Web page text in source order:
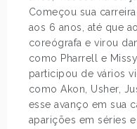
Começou sua
aos 6 anos, até que
coreógrafa e virou
como Pharrell e
participou de vários
como Akon, Usher,
esse avanço em sua
aparições em séries
POST ANTERIOR
COMO USAR: COR-DE-
ROSA